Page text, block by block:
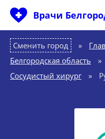
Врачи
Сменить город
Белгородская область
»
Сосудистый хирург
»